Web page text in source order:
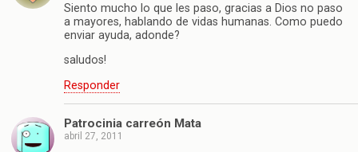
Siento mucho lo que les paso, gracias a Dios no paso
a mayores, hablando de vidas humanas. Como puedo
enviar ayuda, adonde?
saludos!
Responder
Patrocinia carreón Mata
abril 27, 2011